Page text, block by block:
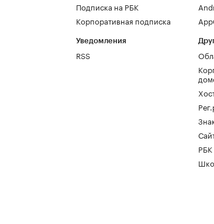
Подписка на РБК
Корпоративная подписка
Уведомления
RSS